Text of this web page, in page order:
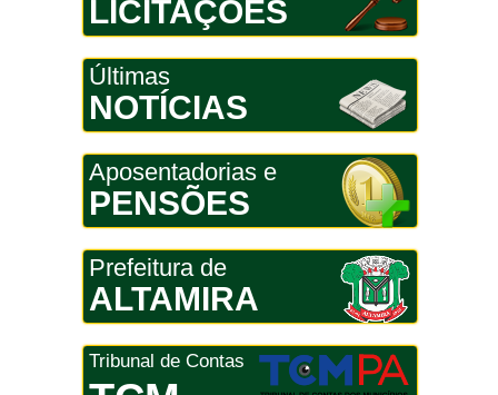
LICITAÇÕES
Últimas
NOTÍCIAS
Aposentadorias e
PENSÕES
Prefeitura de
ALTAMIRA
Tribunal de Contas